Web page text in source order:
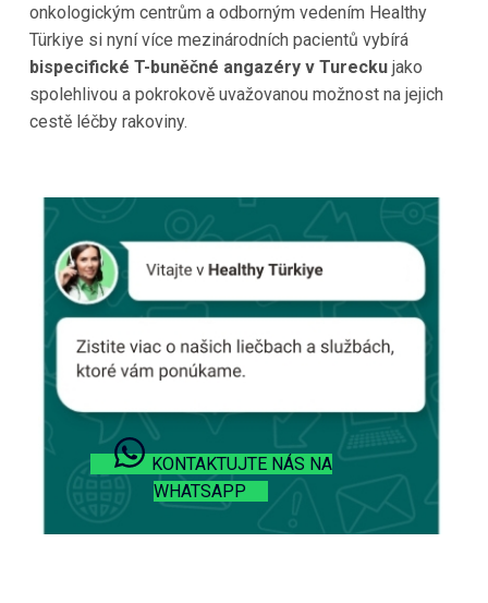
onkologickým centrům a odborným vedením Healthy
Türkiye si nyní více mezinárodních pacientů vybírá
bispecifické T-buněčné angazéry v Tureckujako
spolehlivou a pokrokově uvažovanou možnost na jejich
cestě léčby rakoviny.
KONTAKTUJTE NÁS NA
WHATSAPP